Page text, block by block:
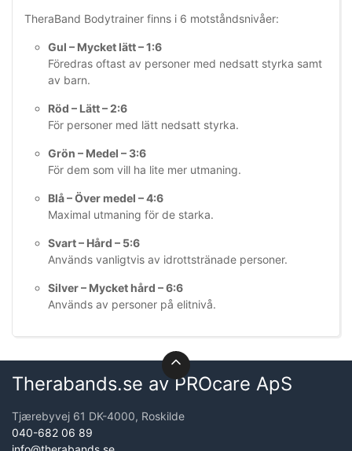
TheraBand Bodytrainer finns i 6 motståndsnivåer:
Gul – Mycket lätt – 1:6
Föredras oftast av personer med nedsatt styrka samt
av barn.
Röd – Lätt – 2:6
För personer med lätt nedsatt styrka.
Grön – Medel – 3:6
För dem som vill ha lite mer utmaning.
Blå – Över medel – 4:6
Maximal utmaning för de starka.
Svart – Hård – 5:6
Används vanligtvis av idrottstränade personer.
Silver – Mycket hård – 6:6
Används av personer på elitnivå.
Therabands.se av PROcare ApS
Tjærebyvej 61 DK-4000, Roskilde
040-682 06 89